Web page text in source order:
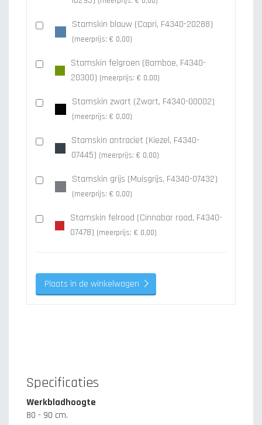
Stamskin blauw (Capri, F4340-20288)
(meerprijs: € 0,00)
Stamskin felgroen (Bamboe, F4340-
20300) (meerprijs: € 0,00)
Stamskin zwart (Zwart, F4340-00002)
(meerprijs: € 0,00)
Stamskin antraciet (Kiezel, F4340-
07445) (meerprijs: € 0,00)
Stamskin grijs (Muisgrijs, F4340-07432)
(meerprijs: € 0,00)
Stamskin felrood (Cinnabar rood, F4340-
07478) (meerprijs: € 0,00)
Plaats in de winkelwagen
Specificaties
Werkbladhoogte
80 - 90 cm.